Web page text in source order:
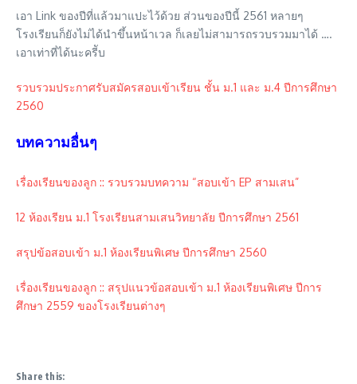
เอา Link ของปีที่แล้วมาแปะไว้ด้วย ส่วนของปีนี้ 2561 หลายๆ
โรงเรียนก็ยังไม่ได้นำขึ้นหน้าเวล ก็เลยไม่สามารถรวบรวมมาได้ ….
เอาเท่าที่ได้นะครีับ
รวบรวมประกาศรับสมัครสอบเข้าเรียน ชั้น ม.1 และ ม.4 ปีการศึกษา
2560
บทความอื่นๆ
เรื่องเรียนของลูก :: รวบรวมบทความ “สอบเข้า EP สามเสน”
12 ห้องเรียน ม.1 โรงเรียนสามเสนวิทยาลัย ปีการศึกษา 2561
สรุปข้อสอบเข้า ม.1 ห้องเรียนพิเศษ ปีการศึกษา 2560
เรื่องเรียนของลูก :: สรุปแนวข้อสอบเข้า ม.1 ห้องเรียนพิเศษ ปีการ
ศึกษา 2559 ของโรงเรียนต่างๆ
Share this: